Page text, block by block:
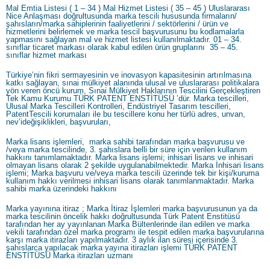
Mal Emtia Listesi ( 1 – 34 ) Mal Hizmet Listesi ( 35 – 45 ) Uluslararası
Nice Anlaşması doğrultusunda marka tescili hususunda firmaların/
şahısların/marka sahiplerinin faaliyetlerini / sektörlerini / ürün ve
hizmetlerini belirlemek ve marka tescil başvurusunu bu kodlamalarla
yapmasını sağlayan mal ve hizmet listesi kullanılmaktadır. 01 – 34.
sınıflar ticaret markası olarak kabul edilen ürün gruplarını 35 – 45.
sınıflar hizmet markası
Türkiye’nin fikri sermayesinin ve inovasyon kapasitesinin artırılmasına
katkı sağlayan, sınai mülkiyet alanında ulusal ve uluslararası politikalara
yön veren öncü kurum, Sınai Mülkiyet Haklarının Tescilini Gerçekleştiren
Tek Kamu Kurumu TÜRK PATENT ENSTİTÜSÜ ’dür. Marka tescilleri,
Ulusal Marka Tescilleri Kontrolleri, Endüstriyel Tasarım tescilleri,
PatentTescili korumaları ile bu tescillere konu her türlü adres, unvan,
nev’ideğişiklikleri, başvuruları,
Marka lisans işlemleri, marka sahibi tarafından marka başvurusu ve
/veya marka tescilinde, 3. şahıslara belli bir süre için verilen kullanım
hakkını tanımlamaktadır. Marka lisans işlemi; inhisari lisans ve inhisari
olmayan lisans olarak 2 şekilde uygulanabilmektedir. Marka İnhisari lisans
işlemi; Marka başvuru ve/veya marka tescili üzerinde tek bir kişi/kuruma
kullanım hakkı verilmesi inhisari lisans olarak tanımlanmaktadır. Marka
sahibi marka üzerindeki hakkını
Marka yayınına itiraz ; Marka İtiraz İşlemleri marka başvurusunun ya da
marka tescilinin öncelik hakkı doğrultusunda Türk Patent Enstitüsü
tarafından her ay yayınlanan Marka Bültenlerinde ilan edilen ve marka
vekili tarafından özel marka programı ile tespit edilen marka başvurularına
karşı marka itirazları yapılmaktadır. 3 aylık ilan süresi içerisinde 3.
şahıslarca yapılacak marka yayına itirazları işlemi TÜRK PATENT
ENSTİTÜSÜ Marka itirazları uzmanı